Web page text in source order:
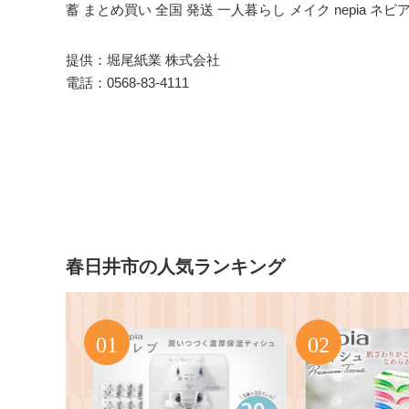
蓄 まとめ買い 全国 発送 一人暮らし メイク nepia ネピ
提供：堀尾紙業 株式会社
電話：0568-83-4111
春日井市の人気ランキング